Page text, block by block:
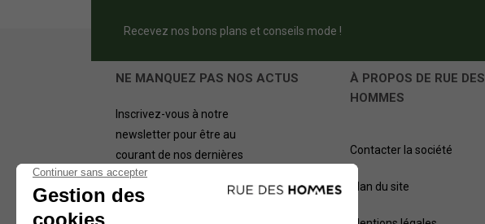
Recevez nos bons plans et conseils mode !
NE MANQUEZ PAS NOS ACTUS
Inscrivez-vous à notre
newsletter pour être au
courant de nos dernières
offres.
À PROPOS DE RUE DES
HOMMES
Contacter la société
Plan du site